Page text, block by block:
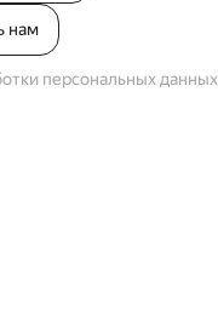
нам
персональных данных